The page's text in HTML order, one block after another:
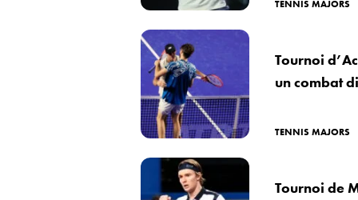
TENNIS MAJORS
Tournoi
un combat
TENNIS MAJORS
Tournoi de